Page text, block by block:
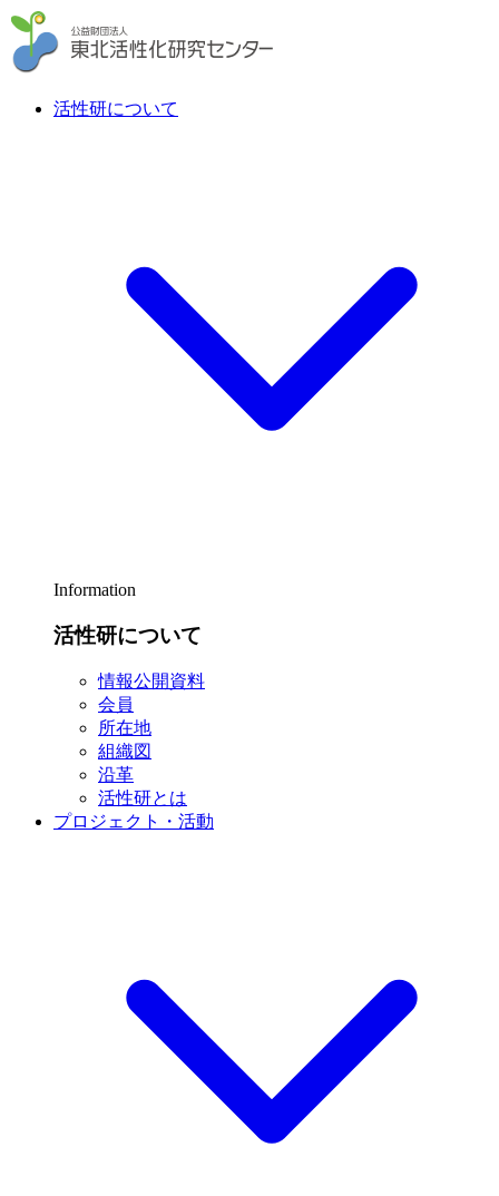
活性研について
Information
活性研について
情報公開資料
会員
所在地
組織図
沿革
活性研とは
プロジェクト・活動